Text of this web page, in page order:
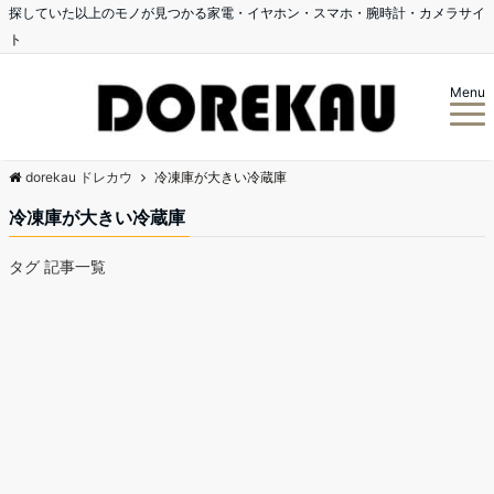
探していた以上のモノが見つかる家電・イヤホン・スマホ・腕時計・カメラサイ
ト
Menu
dorekau ドレカウ 冷凍庫が大きい冷蔵庫
冷凍庫が大きい冷蔵庫
タグ 記事一覧